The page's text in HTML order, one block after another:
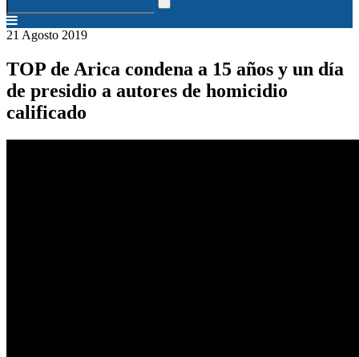
21 Agosto 2019
TOP de Arica condena a 15 años y un día
de presidio a autores de homicidio
calificado